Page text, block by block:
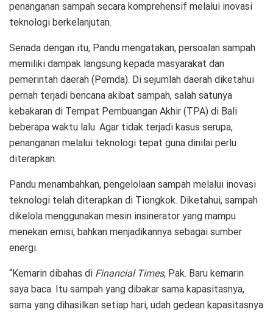
penanganan sampah secara komprehensif melalui inovasi
teknologi berkelanjutan.
Senada dengan itu, Pandu mengatakan, persoalan sampah
memiliki dampak langsung kepada masyarakat dan
pemerintah daerah (Pemda). Di sejumlah daerah diketahui
pernah terjadi bencana akibat sampah, salah satunya
kebakaran di Tempat Pembuangan Akhir (TPA) di Bali
beberapa waktu lalu. Agar tidak terjadi kasus serupa,
penanganan melalui teknologi tepat guna dinilai perlu
diterapkan.
Pandu menambahkan, pengelolaan sampah melalui inovasi
teknologi telah diterapkan di Tiongkok. Diketahui, sampah
dikelola menggunakan mesin insinerator yang mampu
menekan emisi, bahkan menjadikannya sebagai sumber
energi.
“Kemarin dibahas di Financial Times, Pak. Baru kemarin
saya baca. Itu sampah yang dibakar sama kapasitasnya,
sama yang dihasilkan setiap hari, udah gedean kapasitasnya